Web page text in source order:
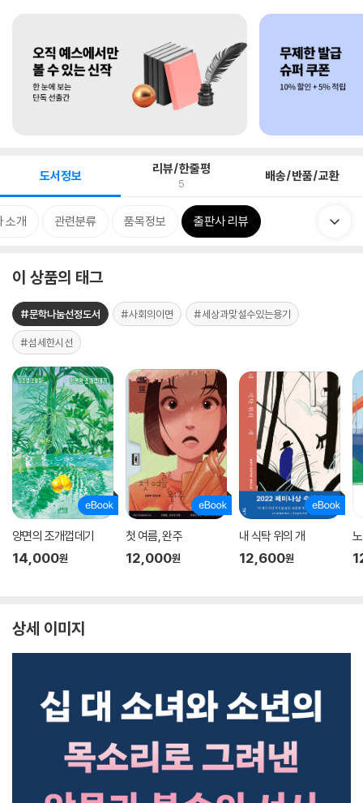
도서정보 리뷰/한줄평
5 배송/반품/교환
소개 관련분류 품목정보 출판사 리뷰
이 상품의 태그
#문학나눔선정도서 #사회의이면 #세상과맞설수있는용기
#섬세한시선
양면의 조개껍데기
14,000원
첫 여름, 완주
12,000원
내 식탁 위의 개
12,600원
상세 이미지